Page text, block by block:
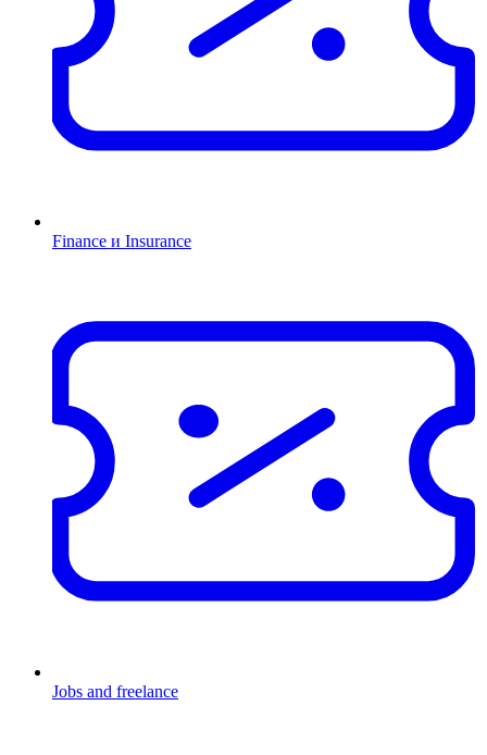
Finance и Insurance
Jobs and freelance